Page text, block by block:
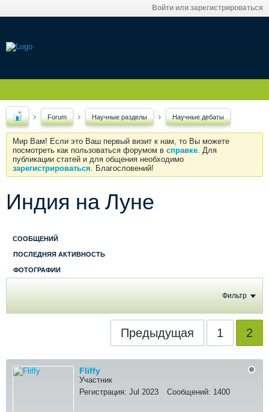
Войти или зарегистрироваться
Forum Научные разделы Научные дебаты
Мир Вам! Если это Ваш первый визит к нам, то Вы можете
посмотреть как пользоваться форумом в справке. Для
публикации статей и для общения необходимо
зарегистрироваться. Благословений!
Индия на Луне
СООБЩЕНИЙ
ПОСЛЕДНЯЯ АКТИВНОСТЬ
ФОТОГРАФИИ
Фильтр
Предыдущая 1 2
Fliffy
Участник
Регистрация: Jul 2023 Сообщений: 1400